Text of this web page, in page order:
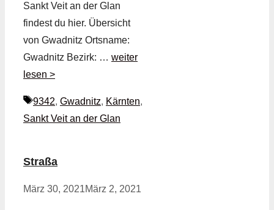
Sankt Veit an der Glan
findest du hier. Übersicht
von Gwadnitz Ortsname:
Gwadnitz Bezirk: … weiter
lesen >
Schlagwörter
9342, Gwadnitz, Kärnten,
Sankt Veit an der Glan
Straßa
März 30, 2021März 2, 2021